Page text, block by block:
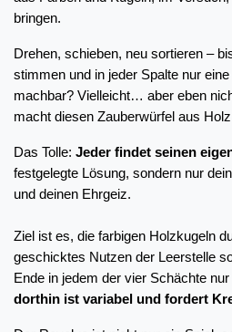
bringen.
Drehen, schieben, neu sortieren –
stimmen und in jeder Spalte nur
machbar? Vielleicht… aber eben
macht diesen Zauberwürfel aus
Das Tolle: Jeder findet seinen
festgelegte Lösung, sondern nur
und deinen Ehrgeiz.
Ziel ist es, die farbigen Holzkugeln
geschicktes Nutzen der Leerstelle
Ende in jedem der vier Schächte
dorthin ist variabel und fordert